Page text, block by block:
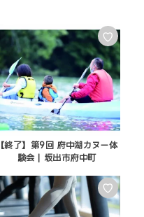
♡
【終了】第9回 府中湖カヌー体
験会 | 坂出市府中町
♡